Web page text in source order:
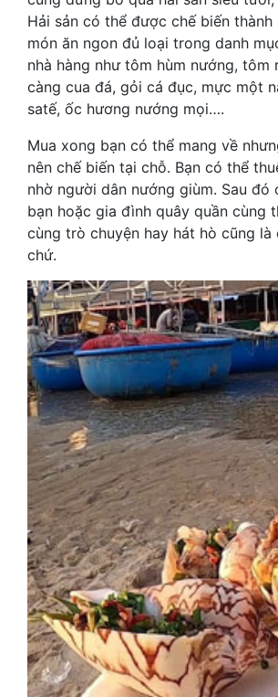
Hải sản có thể được chế biến thành
món ăn ngon đủ loại trong danh
nhà hàng như tôm hùm nướng, tôm
càng cua đá, gỏi cá đục, mực một
satế, ốc hương nướng mọi….
Mua xong bạn có thể mang về
nên chế biến tại chỗ. Bạn có thể
nhờ người dân nướng giùm. Sau đó
bạn hoặc gia đình quây quần cùng
cùng trò chuyện hay hát hò cũng là
chứ.